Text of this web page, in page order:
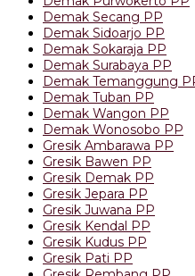
Demak Secang PP
Demak Sidoarjo PP
Demak Sokaraja PP
Demak Surabaya PP
Demak Temanggung
Demak Tuban PP
Demak Wangon PP
Demak Wonosobo PP
Gresik Ambarawa PP
Gresik Bawen PP
Gresik Demak PP
Gresik Jepara PP
Gresik Juwana PP
Gresik Kendal PP
Gresik Kudus PP
Gresik Pati PP